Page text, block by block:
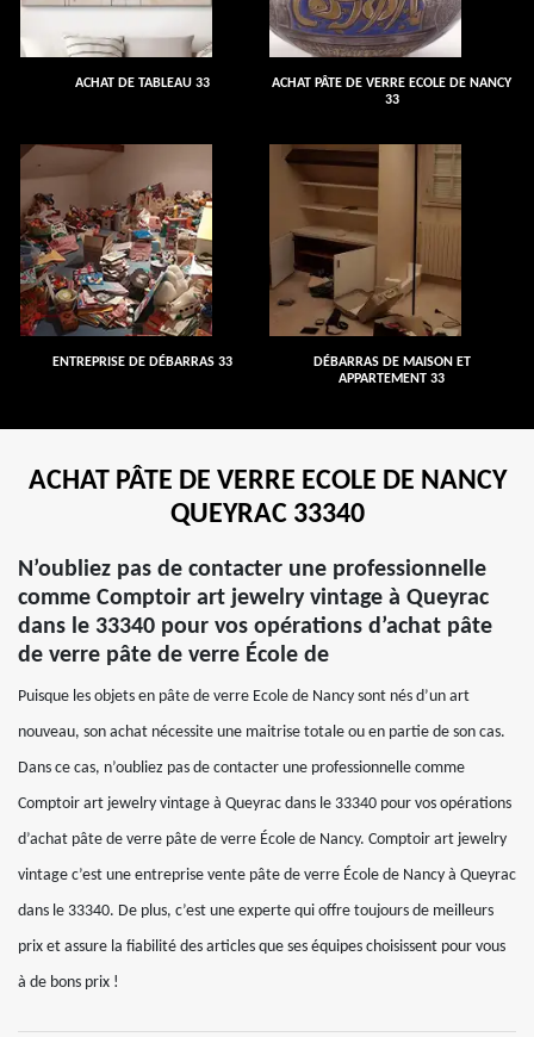
ACHAT DE TABLEAU 33
ACHAT PÂTE DE VERRE ECOLE DE NANCY
33
ENTREPRISE DE DÉBARRAS 33
DÉBARRAS DE MAISON ET
APPARTEMENT 33
ACHAT PÂTE DE VERRE ECOLE DE NANCY
QUEYRAC 33340
N’oubliez pas de contacter une professionnelle
comme Comptoir art jewelry vintage à Queyrac
dans le 33340 pour vos opérations d’achat pâte
de verre pâte de verre École de
Puisque les objets en pâte de verre Ecole de Nancy sont nés d’un art
nouveau, son achat nécessite une maitrise totale ou en partie de son cas.
Dans ce cas, n’oubliez pas de contacter une professionnelle comme
Comptoir art jewelry vintage à Queyrac dans le 33340 pour vos opérations
d’achat pâte de verre pâte de verre École de Nancy. Comptoir art jewelry
vintage c’est une entreprise vente pâte de verre École de Nancy à Queyrac
dans le 33340. De plus, c’est une experte qui offre toujours de meilleurs
prix et assure la fiabilité des articles que ses équipes choisissent pour vous
à de bons prix !